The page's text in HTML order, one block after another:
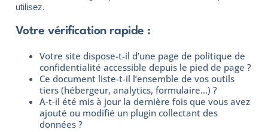
utilisez.
Votre vérification rapide :
Votre site dispose-t-il d’une page de politique de
confidentialité accessible depuis le pied de page ?
Ce document liste-t-il l’ensemble de vos outils
tiers (hébergeur, analytics, formulaire…) ?
A-t-il été mis à jour la dernière fois que vous avez
ajouté ou modifié un plugin collectant des
données ?